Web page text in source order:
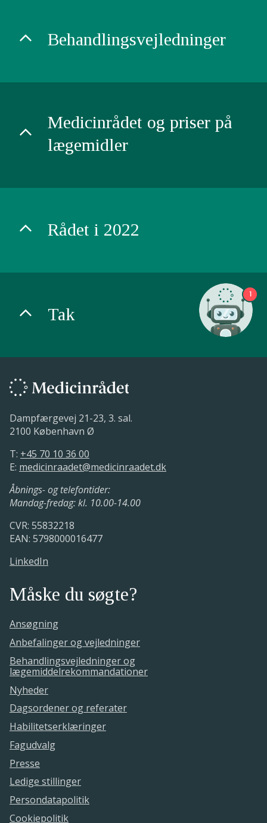
Behandlingsvejledninger
Medicinrådet og priser på
lægemidler
Rådet i 2022
Tak
Dampfærgevej 21-23, 3. sal.
2100 København Ø
T: +45 70 10 36 00
E: medicinraadet@medicinraadet.dk
Åbnings- og telefontider:
Mandag-fredag: kl. 10.00-14.00
CVR: 55832218
EAN: 5798000016477
LinkedIn
Måske du søgte?
Ansøgning
Anbefalinger og vejledninger
Behandlingsvejledninger og
lægemiddelrekommandationer
Nyheder
Dagsordener og referater
Habilitetserklæringer
Fagudvalg
Presse
Ledige stillinger
Persondatapolitik
Cookiepolitik
1